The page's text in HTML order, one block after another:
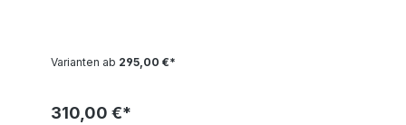
Künstlerhand geschaffen und veröffentlicht.
inkl. hochwertigem Museumsglas enthalten. Ein
Varianten ab 295,00 €*
310,00 €*